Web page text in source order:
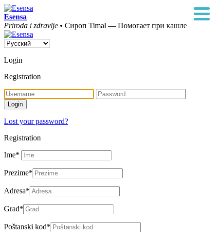
Esensa
Priroda i zdravlje • Сироп Timal — Помогает при кашле
Login
Registration
Lost your password?
Registration
Ime*
Prezime*
Adresa*
Grad*
Poštanski kod*